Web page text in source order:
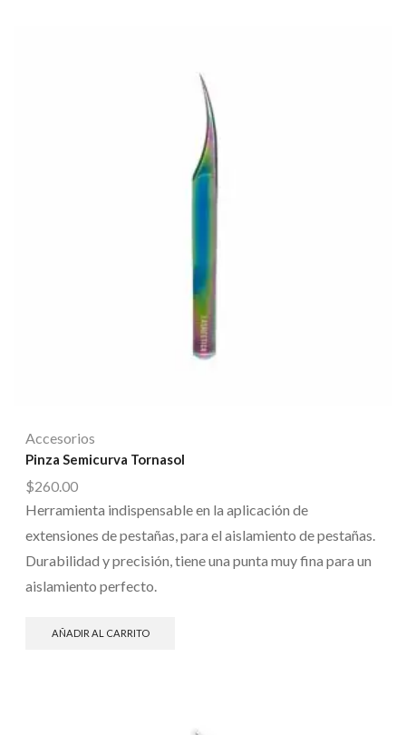
Accesorios
Pinza Semicurva Tornasol
$260.00
Herramienta indispensable en la aplicación de
extensiones de pestañas, para el aislamiento de pestañas.
Durabilidad y precisión, tiene una punta muy fina para un
aislamiento perfecto.
AÑADIR AL CARRITO